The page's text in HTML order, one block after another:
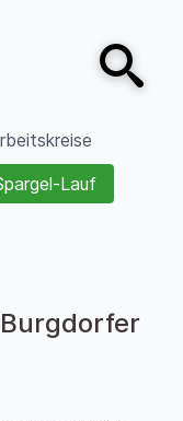
Lauf
Open
Burgdorfer